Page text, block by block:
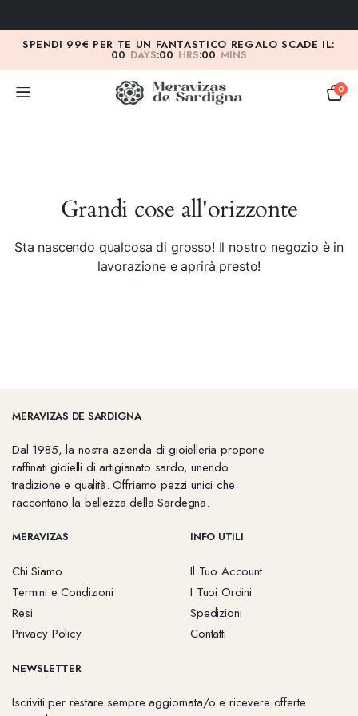
SPENDI 99€ PER TE UN FANTASTICO REGALO SCADE IL:
00 DAYS:00 HRS:00 MINS
0
Grandi cose all'orizzonte
Sta nascendo qualcosa di grosso! Il nostro negozio è in
lavorazione e aprirà presto!
MERAVIZAS DE SARDIGNA
Dal 1985, la nostra azienda di gioielleria propone
raffinati gioielli di artigianato sardo, unendo
tradizione e qualità. Offriamo pezzi unici che
raccontano la bellezza della Sardegna.
MERAVIZAS
Chi Siamo
Termini e Condizioni
Resi
Privacy Policy
INFO UTILI
Il Tuo Account
I Tuoi Ordini
Spedizioni
Contatti
NEWSLETTER
Iscriviti per restare sempre aggiornata/o e ricevere offerte